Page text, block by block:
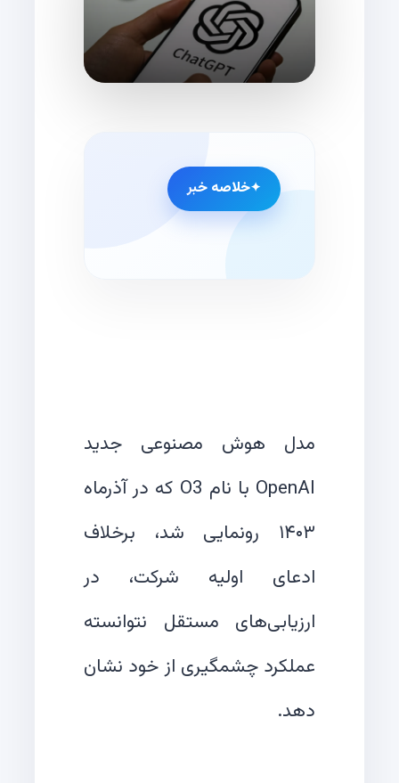
خلاصه خبر
مدل هوش مصنوعی جدید
OpenAI با نام O3 که در آذرماه
۱۴۰۳ رونمایی شد، برخلاف
ادعای اولیه شرکت، در
ارزیابی‌های مستقل نتوانسته
عملکرد چشمگیری از خود نشان